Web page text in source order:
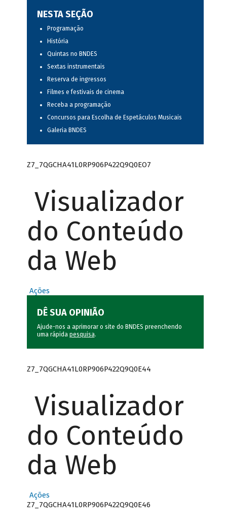
NESTA SEÇÃO
Programação
História
Quintas no BNDES
Sextas instrumentais
Reserva de ingressos
Filmes e festivais de cinema
Receba a programação
Concursos para Escolha de Espetáculos Musicais
Galeria BNDES
Z7_7QGCHA41L0RP906P422Q9Q0EO7
Visualizador
do Conteúdo
da Web
Ações
DÊ SUA OPINIÃO
Ajude-nos a aprimorar o site do BNDES preenchendo
uma rápida pesquisa.
Z7_7QGCHA41L0RP906P422Q9Q0E44
Visualizador
do Conteúdo
da Web
Ações
Z7_7QGCHA41L0RP906P422Q9Q0E46